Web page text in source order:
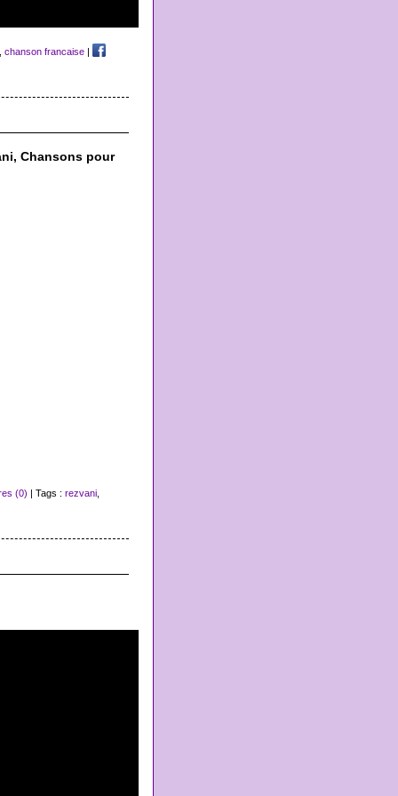
chanson francaise|
Chansons pour
(0) | Tags : rezvani,